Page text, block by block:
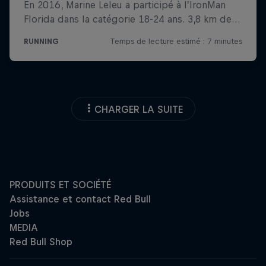
CHARGER LA SUITE